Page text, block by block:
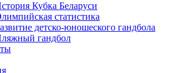
Кубка Беларуси
статистика
детско-юношеского гандбола
гандбол